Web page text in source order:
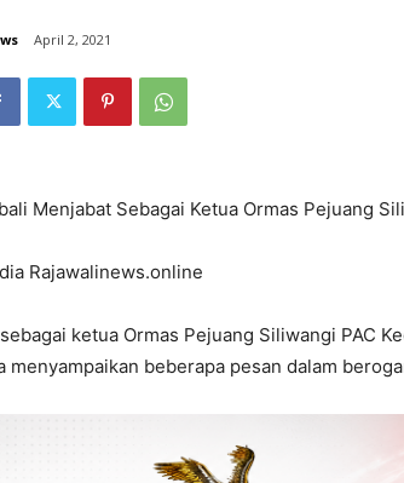
April 2, 2021
Menjabat Sebagai Ketua Ormas Pejuang
Rajawalinews.online
ketua Ormas Pejuang Siliwangi PAC
menyampaikan beberapa pesan dalam